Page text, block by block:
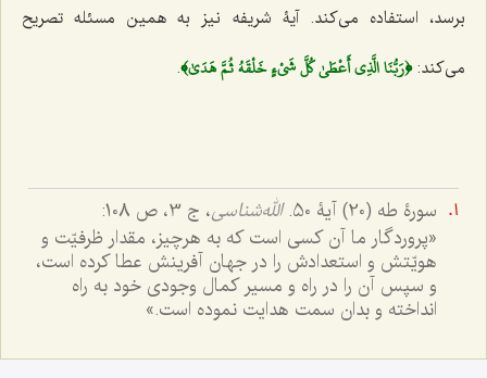
برسد، استفاده می‌کند. آیۀ شریفه نیز به همین مسئله تصریح
می‌کند:﴿رَبُّنَا الَّذِي أَعْطَىٰ كُلَّ شَيْءٍ خَلْقَهُ ثُمَّ هَدَىٰ﴾.
سورۀ طه (20) آیۀ 50. الله‌شناسی، ج 3، ص 108:
«پروردگار ما آن کسی است که به هرچیز، مقدار ظرفیّت و
هویّتش و استعدادش را در جهان آفرینش عطا کرده است،
و سپس آن را در راه و مسیر کمال وجودی خود به راه
انداخته و بدان سمت هدایت نموده است.»